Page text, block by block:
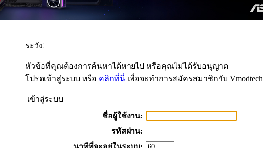
ระวัง!
หัวข้อที่คุณต้องการค้นหาได้หายไป หรือคุณไม่ได้รับอนุญาต
โปรดเข้าสู่ระบบ หรือ คลิกที่นี่เพื่อจะทำการสมัครสมาชิกกับ
เข้าสู่ระบบ
ชื่อผู้ใช้งาน:
รหัสผ่าน:
นาทีที่จะอยู่ในระบบ: